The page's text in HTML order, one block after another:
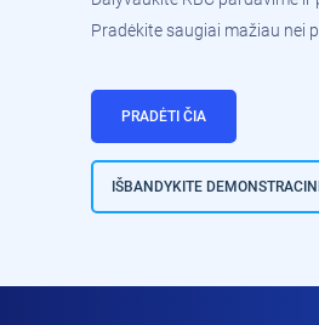
Pradėkite saugiai mažiau nei
PRADĖTI ČIA
IŠBANDYKITE